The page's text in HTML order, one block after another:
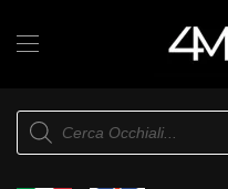
Skip to main content
Products
search